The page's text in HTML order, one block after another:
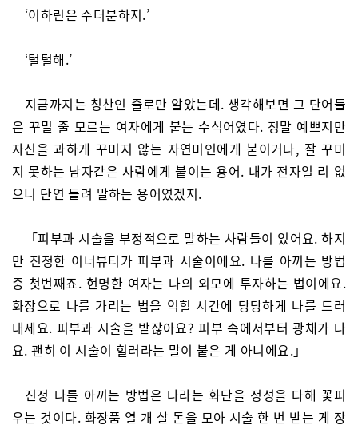
‘이하린은 수더분하지.’
‘털털해.’
지금까지는 칭찬인 줄로만 알았는데. 생각해보면 그 단어들
은 꾸밀 줄 모르는 여자에게 붙는 수식어였다. 정말 예쁘지만
자신을 과하게 꾸미지 않는 자연미인에게 붙이거나, 잘 꾸미
지 못하는 남자같은 사람에게 붙이는 용어. 내가 전자일 리 없
으니 단연 돌려 말하는 용어였겠지.
「피부과 시술을 부정적으로 말하는 사람들이 있어요. 하지
만 진정한 이너뷰티가 피부과 시술이에요. 나를 아끼는 방법
중 첫번째죠. 현명한 여자는 나의 외모에 투자하는 법이에요.
화장으로 나를 가리는 법을 익힐 시간에 당당하게 나를 드러
내세요. 피부과 시술을 받잖아요? 피부 속에서부터 광채가 나
요. 괜히 이 시술이 힐러라는 말이 붙은 게 아니에요.」
진정 나를 아끼는 방법은 나라는 화단을 정성을 다해 꽃피
우는 것이다. 화장품 열 개 살 돈을 모아 시술 한 번 받는 게 장